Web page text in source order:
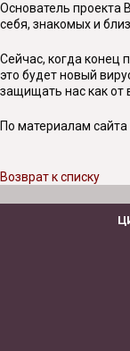
Основатель проекта
себя, знакомых и
Сейчас, когда конец
это будет новый
защищать нас как от
По материалам сайта
Возврат к списку